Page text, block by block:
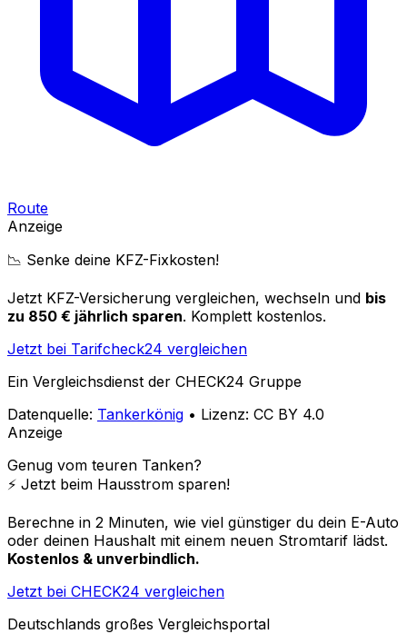
Route
Anzeige
📉 Senke deine KFZ-Fixkosten!
Jetzt KFZ-Versicherung vergleichen, wechseln und bis
zu 850 € jährlich sparen. Komplett kostenlos.
Jetzt bei Tarifcheck24 vergleichen
Ein Vergleichsdienst der CHECK24 Gruppe
Datenquelle: Tankerkönig • Lizenz: CC BY 4.0
Anzeige
Genug vom teuren Tanken?
⚡️ Jetzt beim Hausstrom sparen!
Berechne in 2 Minuten, wie viel günstiger du dein E-Auto
oder deinen Haushalt mit einem neuen Stromtarif lädst.
Kostenlos & unverbindlich.
Jetzt bei CHECK24 vergleichen
Deutschlands großes Vergleichsportal